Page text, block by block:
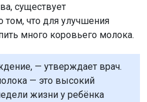
существует
что для улучшения
много коровьего молока.
— утверждает врач.
— это высокий
жизни у ребёнка